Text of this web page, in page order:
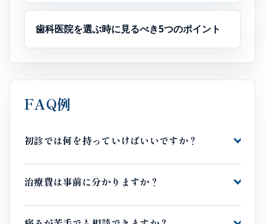
歯科医院を選ぶ時に見るべき5つのポイント
FAQ例
初診では何を持っていけばいいですか？
治療費は事前に分かりますか？